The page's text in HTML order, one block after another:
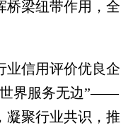
桥梁纽带作用，全
信用评价优良企
世界服务无边”——
凝聚行业共识，推